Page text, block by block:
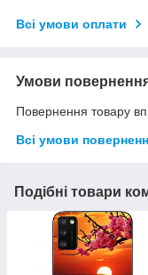
Всі умови оплати
Умови
Повернення товару
Всі умови
Подібні товари